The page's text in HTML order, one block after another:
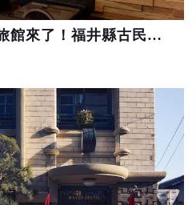
全球第一間眼鏡主題旅館來了！福井縣古民家改裝新開幕